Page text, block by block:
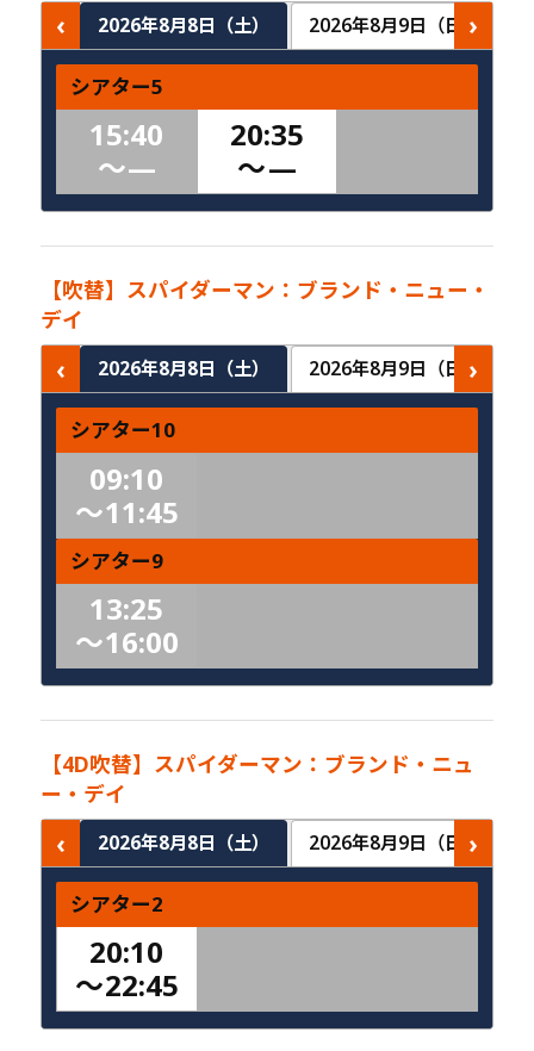
‹ 2026年8月8日（土） 2026年8月9日（日）
›
シアター5
15:40
〜—
20:35
〜—
【吹替】スパイダーマン：ブランド・ニュー・
デイ
‹ 2026年8月8日（土） 2026年8月9日（日）
›
シアター10
09:10
〜11:45
シアター9
13:25
〜16:00
【4D吹替】スパイダーマン：ブランド・ニュ
ー・デイ
‹ 2026年8月8日（土） 2026年8月9日（日）
›
シアター2
20:10
〜22:45